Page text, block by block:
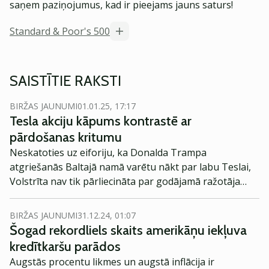
saņem paziņojumus, kad ir pieejams jauns saturs!
Standard & Poor's 500
SAISTĪTIE RAKSTI
BIRŽAS JAUNUMI01.01.25, 17:17
Tesla akciju kāpums kontrastē ar
pārdošanas kritumu
Neskatoties uz eiforiju, ka Donalda Trampa
atgriešanās Baltajā namā varētu nākt par labu Teslai,
Volstrīta nav tik pārliecināta par godājamā ražotāja
panākumiem.
BIRŽAS JAUNUMI31.12.24, 01:07
Šogad rekordliels skaits amerikāņu iekļuva
kredītkaršu parādos
Augstās procentu likmes un augstā inflācija ir